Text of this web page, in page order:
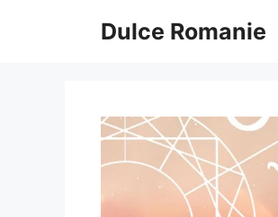
Dulce Romanie